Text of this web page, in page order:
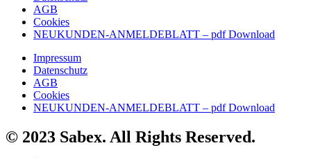
AGB
Cookies
NEUKUNDEN-ANMELDEBLATT – pdf Download
Impressum
Datenschutz
AGB
Cookies
NEUKUNDEN-ANMELDEBLATT – pdf Download
© 2023 Sabex. All Rights Reserved.